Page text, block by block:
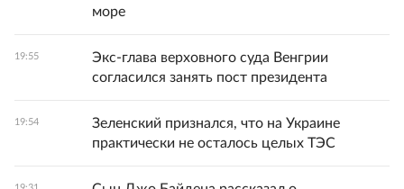
море
19:55
Экс-глава верховного суда Венгрии
согласился занять пост президента
19:54
Зеленский признался, что на Украине
практически не осталось целых ТЭС